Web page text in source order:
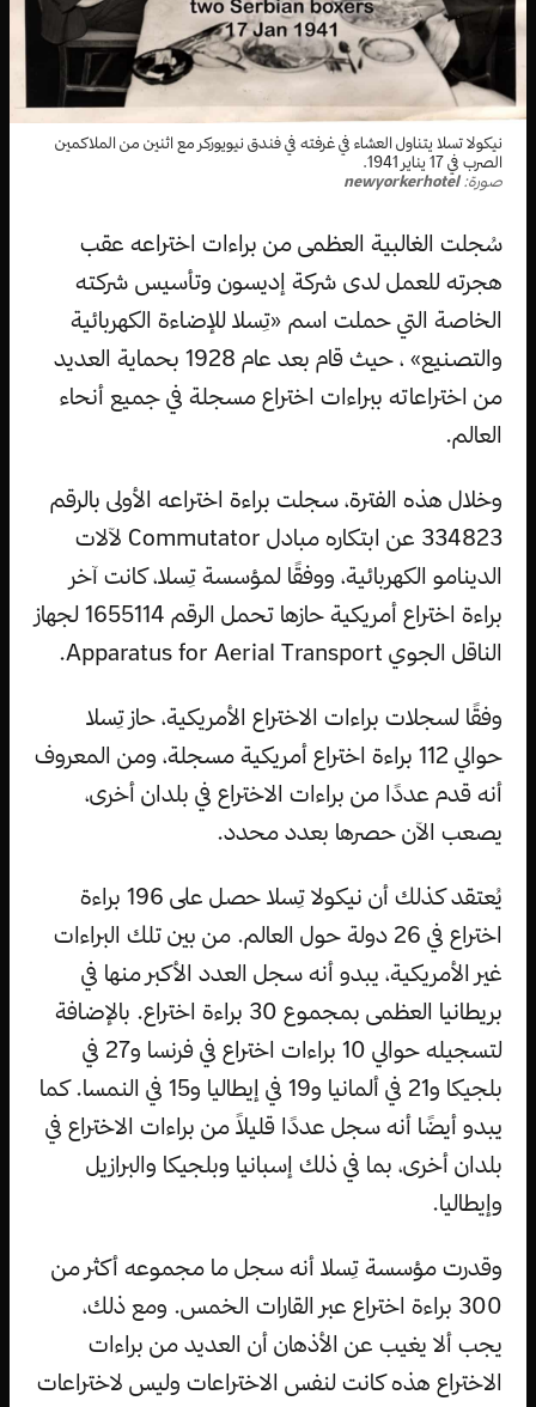
نيكولا تسلا يتناول العشاء في غرفته في فندق نيويوركر مع اثنين من الملاكمين
الصرب في 17 يناير 1941.
صورة:newyorkerhotel
سُجلت الغالبية العظمى من براءات اختراعه عقب
هجرته للعمل لدى شركة إديسون وتأسيس شركته
الخاصة التي حملت اسم «تِسلا للإضاءة الكهربائية
والتصنيع» ، حيث قام بعد عام 1928 بحماية العديد
من اختراعاته ببراءات اختراع مسجلة في جميع أنحاء
العالم.
وخلال هذه الفترة، سجلت براءة اختراعه الأولى بالرقم
334823 عن ابتكاره مبادل Commutator لآلات
الدينامو الكهربائية، ووفقًا لمؤسسة تِسلا، كانت آخر
براءة اختراع أمريكية حازها تحمل الرقم 1655114 لجهاز
الناقل الجوي Apparatus for Aerial Transport.
وفقًا لسجلات براءات الاختراع الأمريكية، حاز تِسلا
حوالي 112 براءة اختراع أمريكية مسجلة، ومن المعروف
أنه قدم عددًا من براءات الاختراع في بلدان أخرى،
يصعب الآن حصرها بعدد محدد.
يُعتقد كذلك أن نيكولا تِسلا حصل على 196 براءة
اختراع في 26 دولة حول العالم. من بين تلك البراءات
غير الأمريكية، يبدو أنه سجل العدد الأكبر منها في
بريطانيا العظمى بمجموع 30 براءة اختراع. بالإضافة
لتسجيله حوالي 10 براءات اختراع في فرنسا و27 في
بلجيكا و21 في ألمانيا و19 في إيطاليا و15 في النمسا. كما
يبدو أيضًا أنه سجل عددًا قليلاً من براءات الاختراع في
بلدان أخرى، بما في ذلك إسبانيا وبلجيكا والبرازيل
وإيطاليا.
وقدرت مؤسسة تِسلا أنه سجل ما مجموعه أكثر من
300 براءة اختراع عبر القارات الخمس. ومع ذلك،
يجب ألا يغيب عن الأذهان أن العديد من براءات
الاختراع هذه كانت لنفس الاختراعات وليس لاختراعات